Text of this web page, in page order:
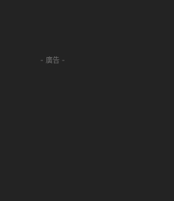
- 廣告 -